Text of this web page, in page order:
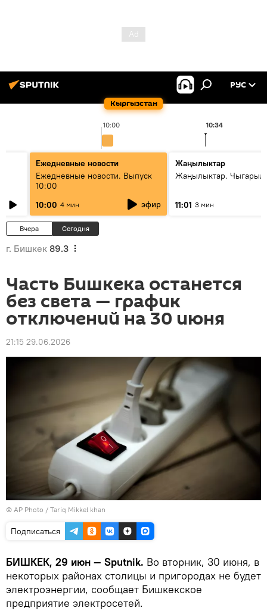
Кыргызстан
РУС
10:00 10:34
Ежедневные новости
Ежедневные новости. Выпуск
10:00
10:00 4 мин эфир
Жаңылыктар
Жаңылыктар.
11:01 3 мин
Вчера Сегодня
г. Бишкек 89.3
Часть Бишкека останется
без света — график
отключений на 30 июня
21:15 29.06.2026
© AP Photo / Tariq Mikkel khan
Подписаться
БИШКЕК, 29 июн — Sputnik. Во вторник, 30 июня, в
некоторых районах столицы и пригородах не будет
электроэнергии, сообщает Бишкекское
предприятие электросетей.